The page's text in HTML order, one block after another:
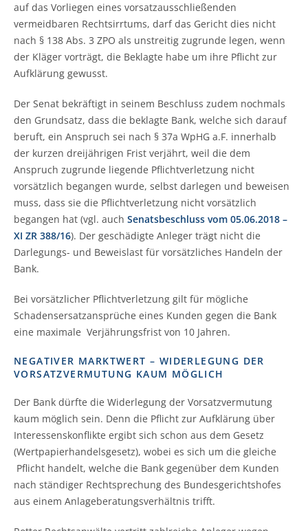
auf das Vorliegen eines vorsatzausschließenden
vermeidbaren Rechtsirrtums, darf das Gericht dies nicht
nach § 138 Abs. 3 ZPO als unstreitig zugrunde legen, wenn
der Kläger vorträgt, die Beklagte habe um ihre Pflicht zur
Aufklärung gewusst.
Der Senat bekräftigt in seinem Beschluss zudem nochmals
den Grundsatz, dass die beklagte Bank, welche sich darauf
beruft, ein Anspruch sei nach § 37a WpHG a.F. innerhalb
der kurzen dreijährigen Frist verjährt, weil die dem
Anspruch zugrunde liegende Pflichtverletzung nicht
vorsätzlich begangen wurde, selbst darlegen und beweisen
muss, dass sie die Pflichtverletzung nicht vorsätzlich
begangen hat (vgl. auch Senatsbeschluss vom 05.06.2018 –
XI ZR 388/16). Der geschädigte Anleger trägt nicht die
Darlegungs- und Beweislast für vorsätzliches Handeln der
Bank.
Bei vorsätzlicher Pflichtverletzung gilt für mögliche
Schadensersatzansprüche eines Kunden gegen die Bank
eine maximale Verjährungsfrist von 10 Jahren.
NEGATIVER MARKTWERT – WIDERLEGUNG DER
VORSATZVERMUTUNG KAUM MÖGLICH
Der Bank dürfte die Widerlegung der Vorsatzvermutung
kaum möglich sein. Denn die Pflicht zur Aufklärung über
Interessenskonflikte ergibt sich schon aus dem Gesetz
(Wertpapierhandelsgesetz), wobei es sich um die gleiche
Pflicht handelt, welche die Bank gegenüber dem Kunden
nach ständiger Rechtsprechung des Bundesgerichtshofes
aus einem Anlageberatungsverhältnis trifft.